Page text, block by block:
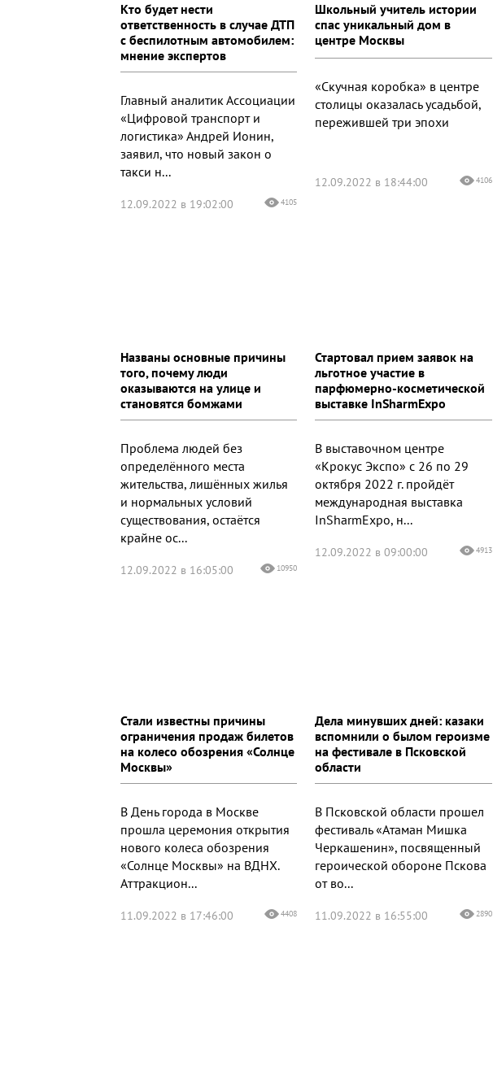
Кто будет нести
ответственность в случае ДТП
с беспилотным автомобилем:
мнение экспертов
Главный аналитик Ассоциации
«Цифровой транспорт и
логистика» Андрей Ионин,
заявил, что новый закон о
такси н...
12.09.2022 в 19:02:00 4105
Школьный учитель истории
спас уникальный дом в
центре Москвы
«Скучная коробка» в центре
столицы оказалась усадьбой,
пережившей три эпохи
12.09.2022 в 18:44:00 4106
Названы основные причины
того, почему люди
оказываются на улице и
становятся бомжами
Проблема людей без
определённого места
жительства, лишённых жилья
и нормальных условий
существования, остаётся
крайне ос...
12.09.2022 в 16:05:00 10950
Стартовал прием заявок на
льготное участие в
парфюмерно-косметической
выставке InSharmExpo
В выставочном центре
«Крокус Экспо» с 26 по 29
октября 2022 г. пройдёт
международная выставка
InSharmExpo, н...
12.09.2022 в 09:00:00 4913
Стали известны причины
ограничения продаж билетов
на колесо обозрения «Солнце
Москвы»
В День города в Москве
прошла церемония открытия
нового колеса обозрения
«Солнце Москвы» на ВДНХ.
Аттракцион...
11.09.2022 в 17:46:00 4408
Дела минувших дней: казаки
вспомнили о былом героизме
на фестивале в Псковской
области
В Псковской области прошел
фестиваль «Атаман Мишка
Черкашенин», посвященный
героической обороне Пскова
от во...
11.09.2022 в 16:55:00 2890